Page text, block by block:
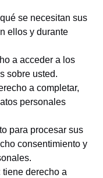
se necesitan sus
ellos y durante
a acceder a los
sobre usted.
a completar,
personales
para procesar sus
consentimiento y
tiene derecho a